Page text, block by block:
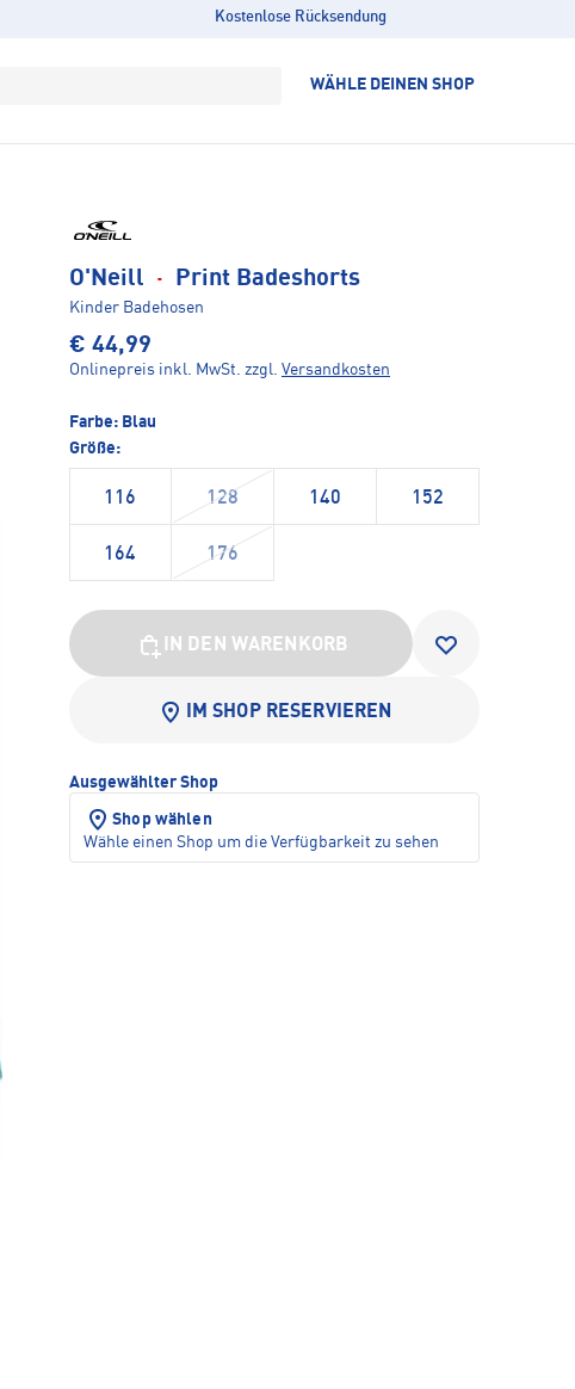
Kostenlose Rücksendung
WÄHLE DEINEN SHOP
O'Neill · Print Badeshorts
Kinder Badehosen
€ 44,99
Onlinepreis inkl. MwSt. zzgl. Versandkosten
Farbe: Blau
Größe:
116 128 140 152
164 176
IN DEN WARENKORB
IM SHOP RESERVIEREN
Ausgewählter Shop
Shop wählen
Wähle einen Shop um die Verfügbarkeit zu sehen